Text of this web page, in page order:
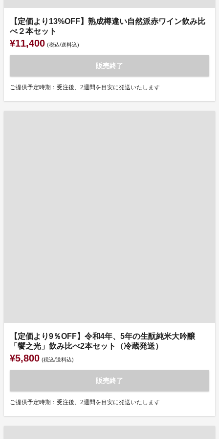
【定価より13%OFF】熟成樽違い自然派赤ワイン飲み比
べ２本セット
¥11,400 (税込/送料込)
販売終了
ご提供予定時期：受注後、2週間を目安に発送いたします
【定価より9％OFF】令和4年、5年の生酛純米大吟醸
「饗之光」飲み比べ2本セット（冷蔵発送）
¥5,800 (税込/送料込)
販売終了
ご提供予定時期：受注後、2週間を目安に発送いたします